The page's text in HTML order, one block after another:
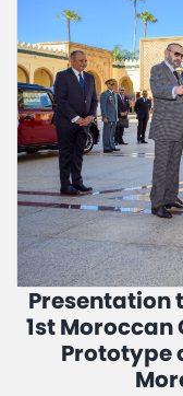
Presentation
1st Moroccan
Prototype